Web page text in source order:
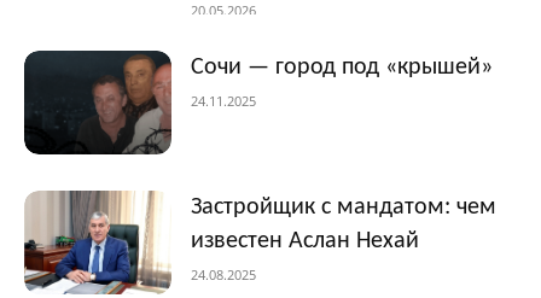
20.05.2026
Сочи — город под «крышей»
24.11.2025
Застройщик с мандатом: чем
известен Аслан Нехай
24.08.2025